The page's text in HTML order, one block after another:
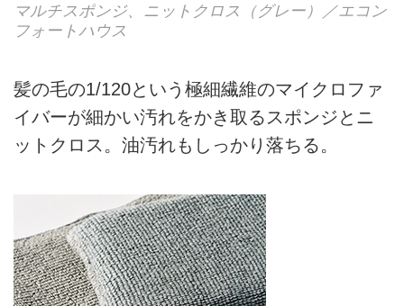
マルチスポンジ、ニットクロス（グレー）／エコン
フォートハウス
髪の毛の1/120という極細繊維のマイクロファ
イバーが細かい汚れをかき取るスポンジとニ
ットクロス。油汚れもしっかり落ちる。